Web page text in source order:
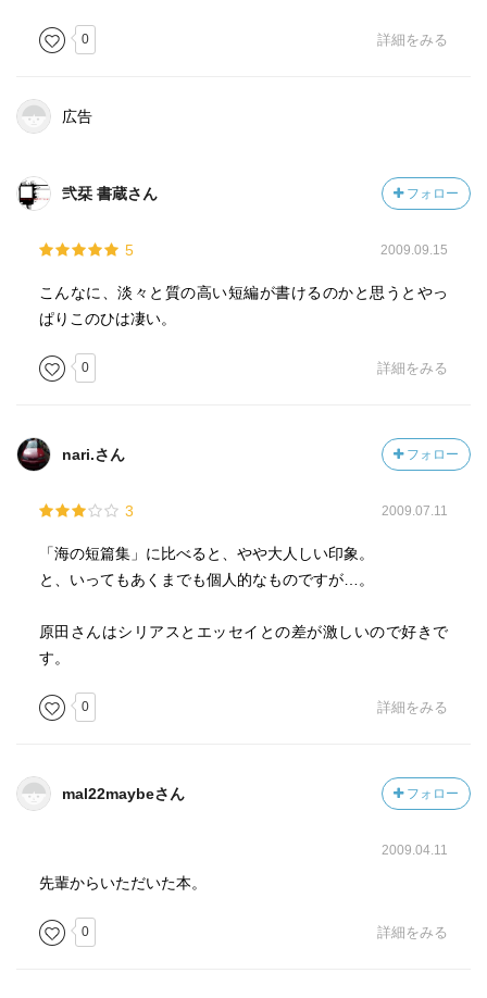
0 詳細をみる
広告
弐栞 書蔵さん フォロー
5 2009.09.15
こんなに、淡々と質の高い短編が書けるのかと思うとやっ
ぱりこのひは凄い。
0 詳細をみる
nari.さん フォロー
3 2009.07.11
「海の短篇集」に比べると、やや大人しい印象。
と、いってもあくまでも個人的なものですが…。
原田さんはシリアスとエッセイとの差が激しいので好きで
す。
0 詳細をみる
mal22maybeさん フォロー
2009.04.11
先輩からいただいた本。
0 詳細をみる